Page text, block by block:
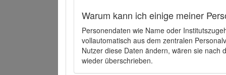
Warum kann ich einige meiner
Personendaten wie Name oder
vollautomatisch aus dem zentralen
Nutzer diese Daten ändern, wären sie
wieder überschrieben.